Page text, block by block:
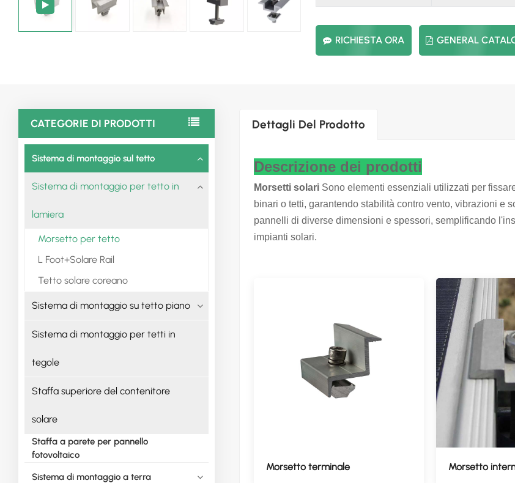
RICHIESTA ORA GENERAL
CATEGORIE DI PRODOTTI
Sistema di montaggio sul tetto
Sistema di montaggio per tetto in
lamiera
Morsetto per tetto
L Foot+Solare Rail
Tetto solare coreano
Sistema di montaggio su tetto piano
Sistema di montaggio per tetti in
tegole
Staffa superiore del contenitore
solare
Staffa a parete per pannello
fotovoltaico
Sistema di montaggio a terra
Dettagli Del Prodotto
Descrizione dei prodotti
Morsetti solari Sono elementi essenziali utilizzati per
binari o tetti, garantendo stabilità contro vento, vibrazioni e
pannelli di diverse dimensioni e spessori, semplificando
impianti solari.
Morsetto terminale Morsetto